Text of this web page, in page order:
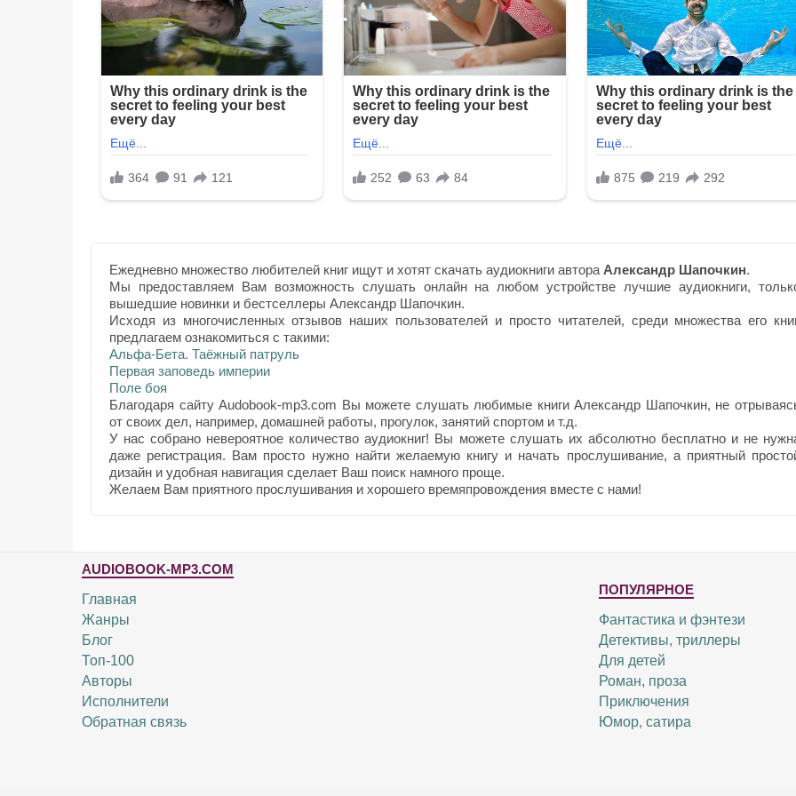
Ежедневно множество любителей книг ищут и хотят скачать аудиокниги автора Александр Шапочкин.
Мы предоставляем Вам возможность слушать онлайн на любом устройстве лучшие аудиокниги,
вышедшие новинки и бестселлеры Александр Шапочкин.
Исходя из многочисленных отзывов наших пользователей и просто читателей, среди множества его
предлагаем ознакомиться с такими:
Альфа-Бета. Таёжный патруль
Первая заповедь империи
Поле боя
Благодаря сайту Audobook-mp3.com Вы можете слушать любимые книги Александр Шапочкин, не
от своих дел, например, домашней работы, прогулок, занятий спортом и т.д.
У нас собрано невероятное количество аудиокниг! Вы можете слушать их абсолютно бесплатно и не
даже регистрация. Вам просто нужно найти желаемую книгу и начать прослушивание, а приятный
дизайн и удобная навигация сделает Ваш поиск намного проще.
Желаем Вам приятного прослушивания и хорошего времяпровождения вместе с нами!
AUDIOBOOK-MP3.COM
Главная
Жанры
Блог
Топ-100
Авторы
Исполнители
Обратная связь
ПОПУЛЯРНОЕ
Фантастика и фэнтези
Детективы, триллеры
Для детей
Роман, проза
Приключения
Юмор, сатира